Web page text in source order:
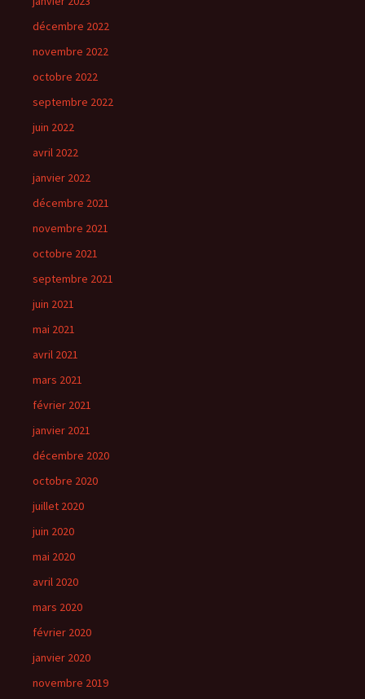
décembre 2022
novembre 2022
octobre 2022
septembre 2022
juin 2022
avril 2022
janvier 2022
décembre 2021
novembre 2021
octobre 2021
septembre 2021
juin 2021
mai 2021
avril 2021
mars 2021
février 2021
janvier 2021
décembre 2020
octobre 2020
juillet 2020
juin 2020
mai 2020
avril 2020
mars 2020
février 2020
janvier 2020
novembre 2019